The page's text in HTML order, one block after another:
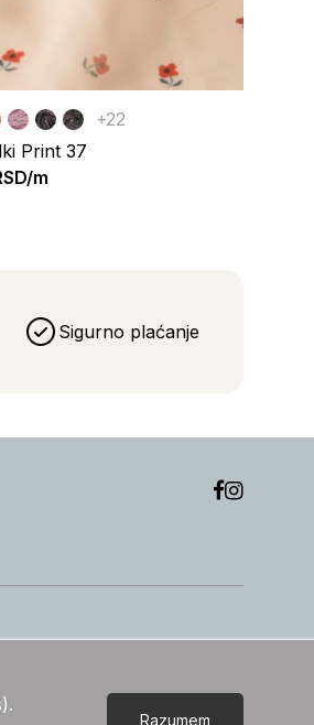
+22
Print 37
m
Sigurno plaćanje
Razumem